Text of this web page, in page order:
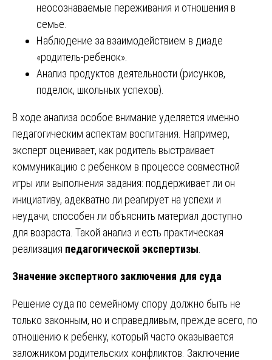
неосознаваемые переживания и отношения в
семье.
Наблюдение за взаимодействием в диаде
«родитель-ребенок».
Анализ продуктов деятельности (рисунков,
поделок, школьных успехов).
В ходе анализа особое внимание уделяется именно
педагогическим аспектам воспитания. Например,
эксперт оценивает, как родитель выстраивает
коммуникацию с ребенком в процессе совместной
игры или выполнения задания: поддерживает ли он
инициативу, адекватно ли реагирует на успехи и
неудачи, способен ли объяснить материал доступно
для возраста. Такой анализ и есть практическая
реализация педагогической экспертизы
Значение экспертного заключения для суда
Решение суда по семейному спору должно быть не
только законным, но и справедливым, прежде всего, по
отношению к ребенку, который часто оказывается
заложником родительских конфликтов. Заключение